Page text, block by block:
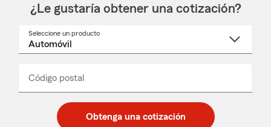
¿Le gustaría obtener una cotización?
Seleccione un producto
desplegable
Código postal
de
de
_____
Obtenga una cotización